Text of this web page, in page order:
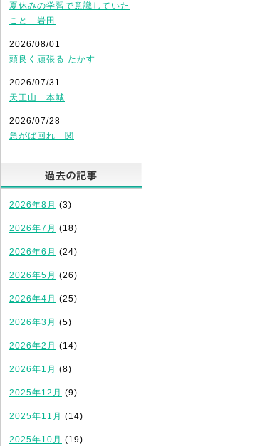
夏休みの学習で意識していた
こと 岩田
2026/08/01
頭良く頑張る たかす
2026/07/31
天王山 本城
2026/07/28
急がば回れ 関
2026年8月 (3)
2026年7月 (18)
2026年6月 (24)
2026年5月 (26)
2026年4月 (25)
2026年3月 (5)
2026年2月 (14)
2026年1月 (8)
2025年12月 (9)
2025年11月 (14)
2025年10月 (19)